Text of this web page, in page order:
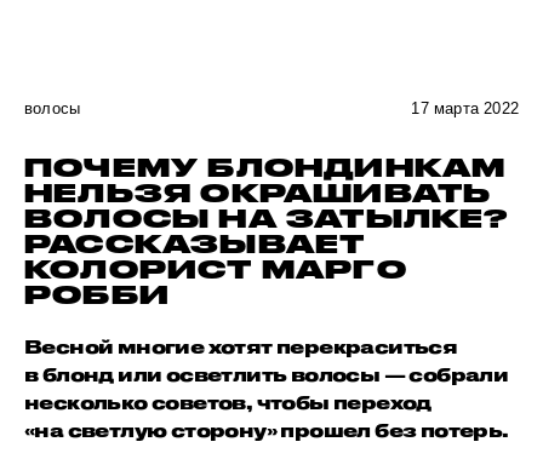
волосы 17 марта 2022
ПОЧЕМУ БЛОНДИНКАМ
НЕЛЬЗЯ ОКРАШИВАТЬ
ВОЛОСЫ НА ЗАТЫЛКЕ?
РАССКАЗЫВАЕТ
КОЛОРИСТ МАРГО
РОББИ
Весной многие хотят перекраситься
в блонд или осветлить волосы — собрали
несколько советов, чтобы переход
«на светлую сторону» прошел без потерь.